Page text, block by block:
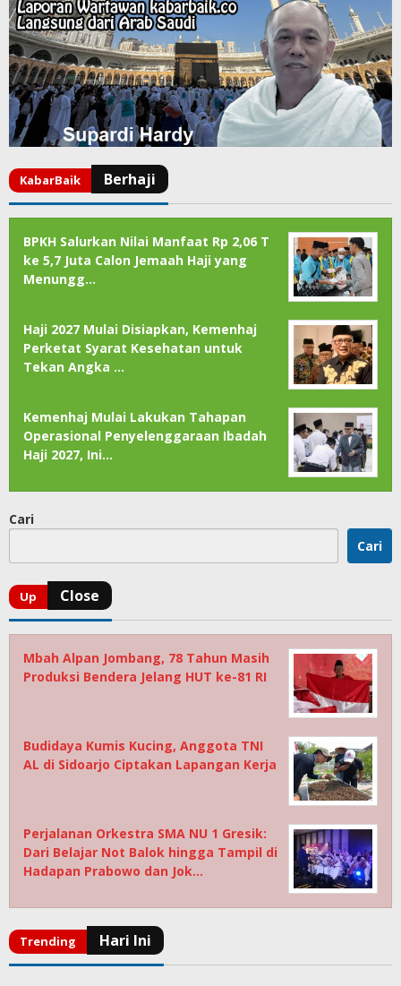
BPKH Salurkan Nilai Manfaat Rp 2,06 T
ke 5,7 Juta Calon Jemaah Haji yang
Menungg…
Haji 2027 Mulai Disiapkan, Kemenhaj
Perketat Syarat Kesehatan untuk
Tekan Angka …
Kemenhaj Mulai Lakukan Tahapan
Operasional Penyelenggaraan Ibadah
Haji 2027, Ini…
Cari
Cari
Mbah Alpan Jombang, 78 Tahun Masih
Produksi Bendera Jelang HUT ke-81 RI
Budidaya Kumis Kucing, Anggota TNI
AL di Sidoarjo Ciptakan Lapangan Kerja
Perjalanan Orkestra SMA NU 1 Gresik:
Dari Belajar Not Balok hingga Tampil di
Hadapan Prabowo dan Jok…